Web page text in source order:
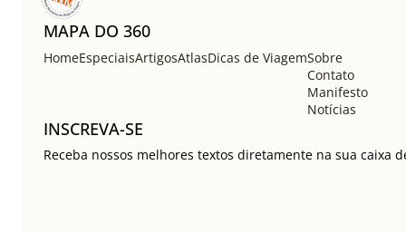
MAPA DO 360
HomeEspeciaisArtigosAtlasDicas de ViagemSobre
Contato
Manifesto
Notícias
INSCREVA-SE
Receba nossos melhores textos diretamente na sua caixa